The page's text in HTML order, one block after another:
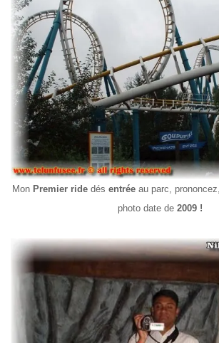
Mon Premier ride dés entrée au parc, prononcez,
photo date de 2009 !